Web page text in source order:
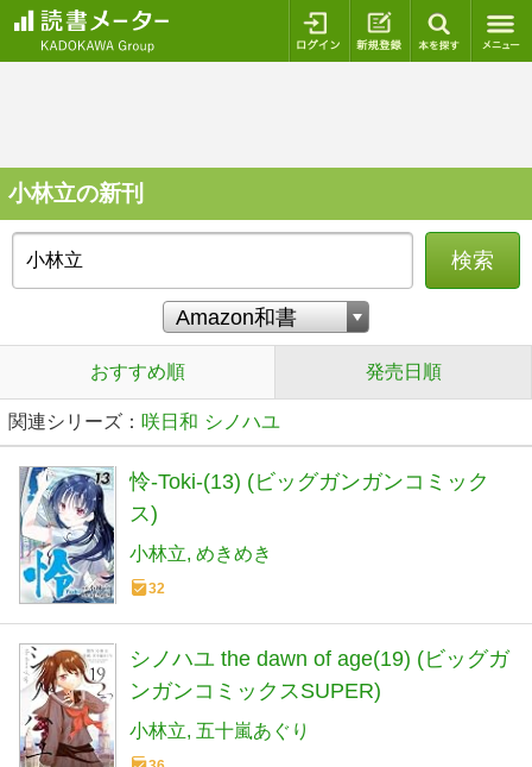
ログイン 新規登録
小林立の新刊
検索
おすすめ順 発売日順
関連シリーズ： 咲日和 シノハユ
怜-Toki-(13) (ビッグガンガンコミック
ス)
小林立 めきめき
32
シノハユ the dawn of age(19) (ビッグガ
ンガンコミックスSUPER)
小林立 五十嵐あぐり